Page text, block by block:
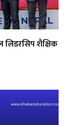
लिडरसिप शैक्षिक